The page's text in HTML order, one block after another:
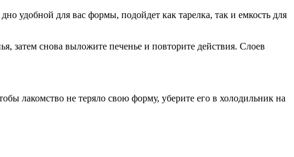
удобной для вас формы, подойдет как тарелка, так и емкость для
затем снова выложите печенье и повторите действия. Слоев
лакомство не теряло свою форму, уберите его в холодильник на